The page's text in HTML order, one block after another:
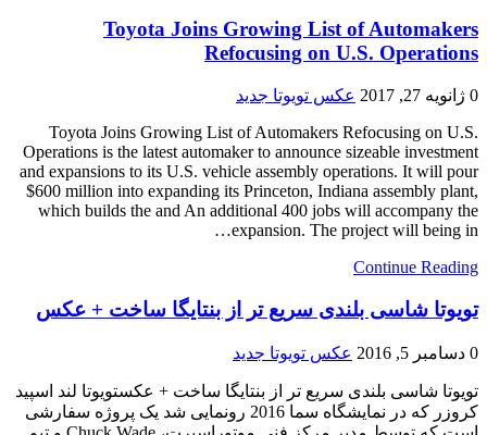
Toyota Joins Growing List of Automakers
Refocusing on U.S. Operations
0 ژانویه 27, 2017
عکس تویوتا جدید
Toyota Joins Growing List of Automakers Refocusing on U.S.
Operations is the latest automaker to announce sizeable investment
and expansions to its U.S. vehicle assembly operations. It will pour
$600 million into expanding its Princeton, Indiana assembly plant,
which builds the and An additional 400 jobs will accompany the
expansion. The project will being in…
Continue Reading
تویوتا شاسی بلندی سریع تر از بنتایگا ساخت + عکس
0 دسامبر 5, 2016 عکس تویوتا جدید
تویوتا شاسی بلندی سریع تر از بنتایگا ساخت + عکستویوتا لند اسپید
کروزر که در نمایشگاه سما 2016 رونمایی شد یک پروژه سفارشی